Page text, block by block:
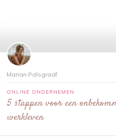
Marian Palsgraaf
ONLINE ONDERNEMEN
5 stappen voor een
werkleven